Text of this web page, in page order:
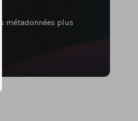
métadonnées plus